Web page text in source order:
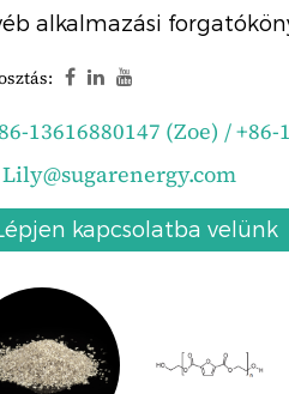
alkalmazási
13616880147 (Zoe) /
Lily@sugarenergy.com
kapcsolatba velünk